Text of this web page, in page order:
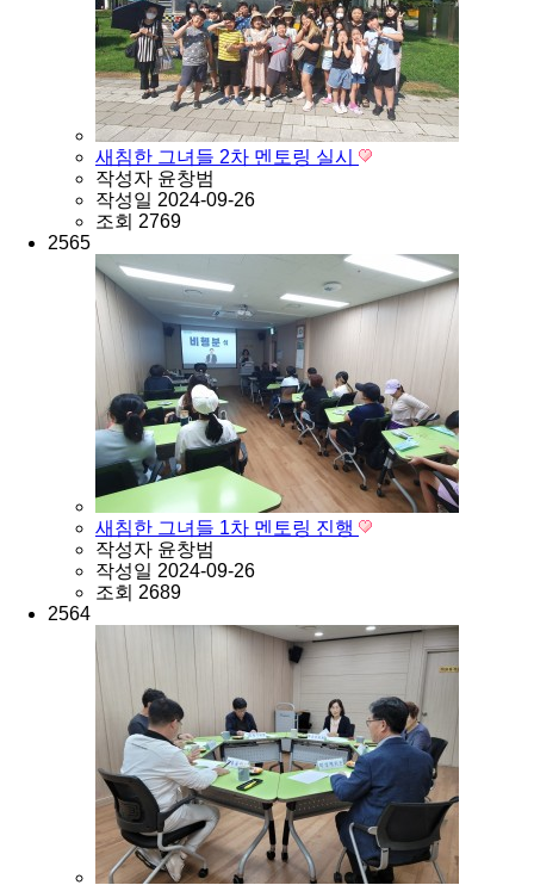
새침한 그녀들 2차 멘토링 실시
작성자 윤창범
작성일 2024-09-26
조회 2769
2565
새침한 그녀들 1차 멘토링 진행
작성자 윤창범
작성일 2024-09-26
조회 2689
2564